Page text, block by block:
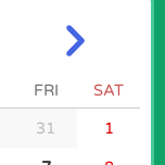
FRI SAT
31 1